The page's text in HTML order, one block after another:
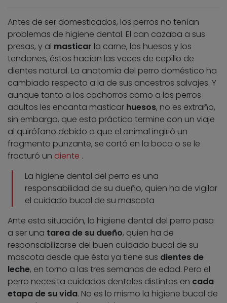
Antes de ser domesticados, los perros no tenían
problemas de higiene dental. El can cazaba a sus
presas, y al masticar la carne, los huesos y los
tendones, éstos hacían las veces de cepillo de
dientes natural. La anatomía del perro doméstico ha
cambiado respecto a la de sus ancestros salvajes. Y
aunque tanto a los cachorros como a los perros
adultos les encanta masticar huesos, no es extraño,
sin embargo, que esta práctica termine con un viaje
al quirófano debido a que el animal ingirió un
fragmento punzante, se cortó en la boca o se le
fracturó un diente .
La higiene dental del perro es una
responsabilidad de su dueño, quien ha de vigilar
el cuidado bucal de su mascota
Ante esta situación, la higiene dental del perro pasa
a ser una tarea de su dueño, quien ha de
responsabilizarse del buen cuidado bucal de su
mascota desde que ésta ya tiene sus dientes de
leche, en torno a las tres semanas de edad. Pero el
perro necesita cuidados dentales distintos en cada
etapa de su vida. No es lo mismo la higiene bucal de